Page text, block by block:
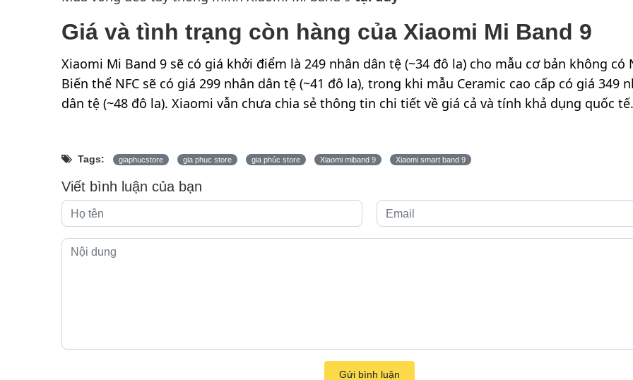
Giá và tình trạng còn hàng của Xiaomi Mi Band 9
Xiaomi Mi Band 9 sẽ có giá khởi điểm là 249 nhân dân tệ (~34 đô la) cho mẫu cơ bản không có
Biến thể NFC sẽ có giá 299 nhân dân tệ (~41 đô la), trong khi mẫu Ceramic cao cấp có giá 349
dân tệ (~48 đô la). Xiaomi vẫn chưa chia sẻ thông tin chi tiết về giá cả và tính khả dụng quốc tế.
Tags: giaphucstore gia phuc store gia phúc store Xiaomi miband 9 Xiaomi smart band 9
Viết bình luận của bạn
Gửi bình luận